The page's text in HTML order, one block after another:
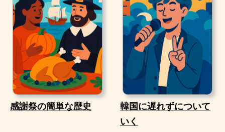
感謝祭の簡単な歴史
韓国に遅れずについて
いく